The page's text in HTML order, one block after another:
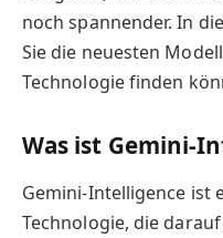
noch spannender. In
Sie die neuesten
Technologie finden
Was ist Gemini-
Gemini-Intelligence ist
Technologie, die